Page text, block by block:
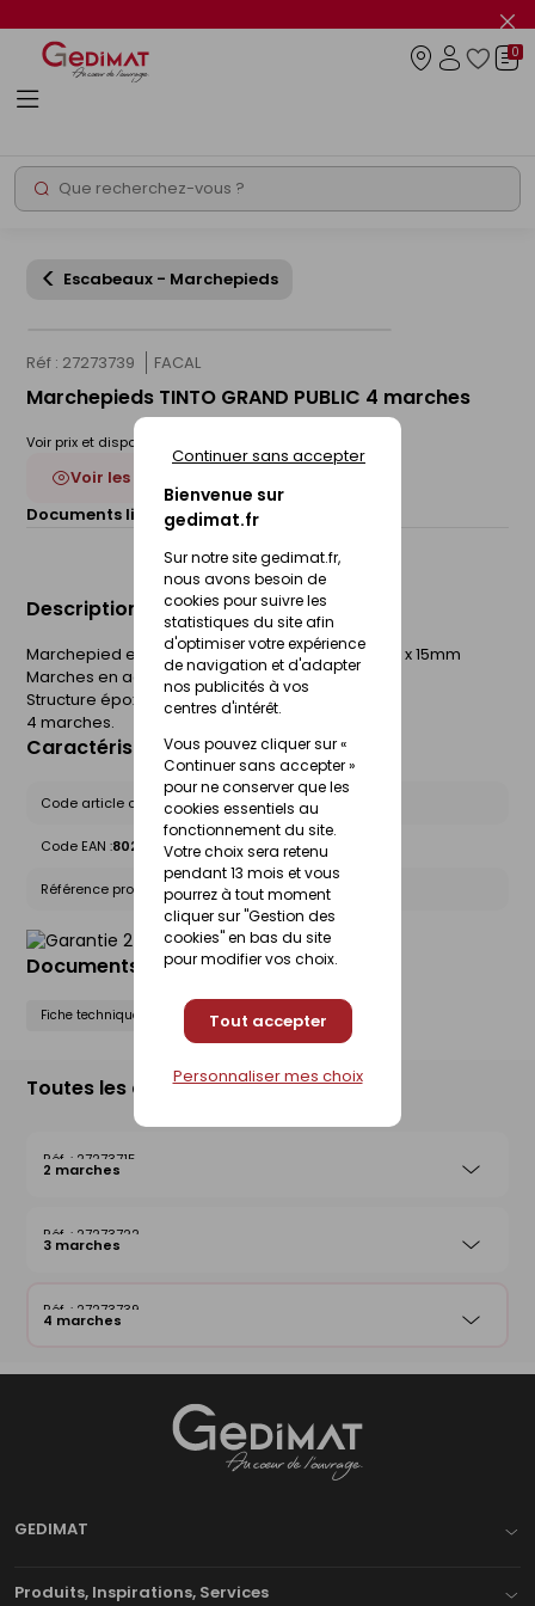
Bienvenue sur
gedimat.fr
Sur notre site gedimat.fr,
nous avons besoin de
cookies pour suivre les
statistiques du site afin
d'optimiser votre expérience
de navigation et d'adapter
nos publicités à vos
centres d'intérêt.
Vous pouvez cliquer sur «
Continuer sans accepter »
pour ne conserver que les
cookies essentiels au
fonctionnement du site.
Votre choix sera retenu
pendant 13 mois et vous
pourrez à tout moment
cliquer sur "Gestion des
cookies" en bas du site
pour modifier vos choix.
Tout accepter
Continuer sans accepter
Personnaliser mes choix
le
info
Rechercher
0
Escabeaux - Marchepieds
Réf : 27273739 FACAL
Marchepieds TINTO GRAND PUBLIC 4 marches
Voir prix et disponibilité en magasin
Voir les 3 déclinaisons
Documents liés :
Fiche technique
Description du produit
Marchepied en acier avec structure tubulaire 20 x 15mm
Marches en acier 20 x 30 cm
Structure époxy
4 marches.
Caractéristiques du produit
Code article chez le fournisseur :T4
Code EAN :8028406107965
Référence produit nationale Gedimat :27273739
Documents liés
Fiche technique
Toutes les déclinaisons
27273715
2 marches
27273722
3 marches
27273739
4 marches
GEDIMAT
Produits, Inspirations, Services